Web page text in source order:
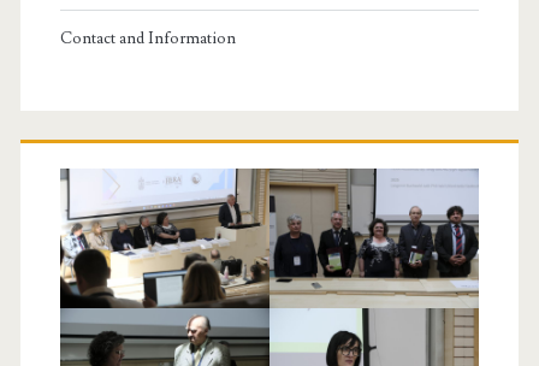
Contact and Information